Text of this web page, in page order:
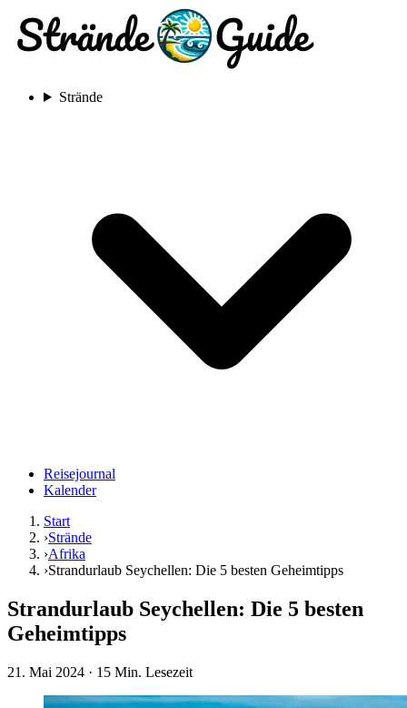
Strände
Reisejournal
Kalender
Start
›Strände
›Afrika
›Strandurlaub Seychellen: Die 5 besten Geheimtipps
Strandurlaub Seychellen: Die 5 besten
Geheimtipps
21. Mai 2024 · 15 Min. Lesezeit